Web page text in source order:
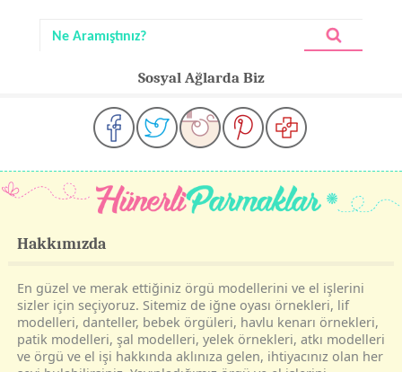
Sosyal Ağlarda Biz
Hakkımızda
En güzel ve merak ettiğiniz örgü modellerini ve el işlerini
sizler için seçiyoruz. Sitemiz de iğne oyası örnekleri, lif
modelleri, danteller, bebek örgüleri, havlu kenarı örnekleri,
patik modelleri, şal modelleri, yelek örnekleri, atkı modelleri
ve örgü ve el işi hakkında aklınıza gelen, ihtiyacınız olan her